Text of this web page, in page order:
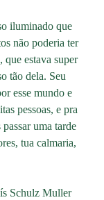
iluminado que
não poderia ter
estava super
tão dela. Seu
esse mundo e
pessoas, e pra
uma tarde
tua calmaria,
Schulz Muller